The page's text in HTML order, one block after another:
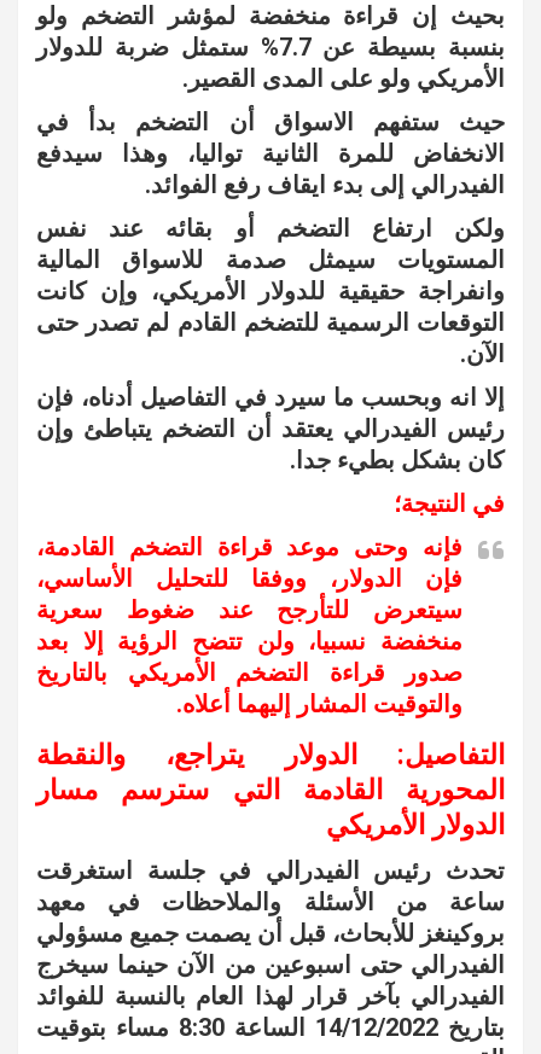
بحيث إن قراءة منخفضة لمؤشر التضخم ولو
بنسبة بسيطة عن 7.7% ستمثل ضربة للدولار
الأمريكي ولو على المدى القصير.
حيث ستفهم الاسواق أن التضخم بدأ في
الانخفاض للمرة الثانية تواليا، وهذا سيدفع
الفيدرالي إلى بدء ايقاف رفع الفوائد.
ولكن ارتفاع التضخم أو بقائه عند نفس
المستويات سيمثل صدمة للاسواق المالية
وانفراجة حقيقية للدولار الأمريكي، وإن كانت
التوقعات الرسمية للتضخم القادم لم تصدر حتى
الآن.
إلا انه وبحسب ما سيرد في التفاصيل أدناه، فإن
رئيس الفيدرالي يعتقد أن التضخم يتباطئ وإن
كان بشكل بطيء جدا.
في النتيجة؛
فإنه وحتى موعد قراءة التضخم القادمة،
فإن الدولار، ووفقا للتحليل الأساسي،
سيتعرض للتأرجح عند ضغوط سعرية
منخفضة نسبيا، ولن تتضح الرؤية إلا بعد
صدور قراءة التضخم الأمريكي بالتاريخ
والتوقيت المشار إليهما أعلاه.
التفاصيل: الدولار يتراجع، والنقطة
المحورية القادمة التي سترسم مسار
الدولار الأمريكي
تحدث رئيس الفيدرالي في جلسة استغرقت
ساعة من الأسئلة والملاحظات في معهد
بروكينغز للأبحاث، قبل أن يصمت جميع مسؤولي
الفيدرالي حتى اسبوعين من الآن حينما سيخرج
الفيدرالي بآخر قرار لهذا العام بالنسبة للفوائد
بتاريخ 14/12/2022 الساعة 8:30 مساء بتوقيت